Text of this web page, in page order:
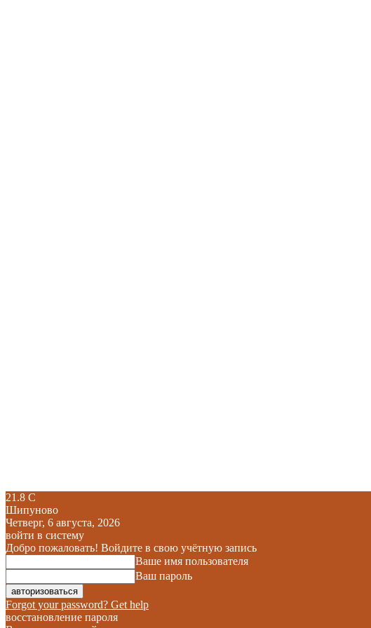
21.8 C
Шипуново
Четверг, 6 августа, 2026
войти в систему
Добро пожаловать! Войдите в свою учётную запись
Ваше имя пользователя
Ваш пароль
Forgot your password? Get help
восстановление пароля